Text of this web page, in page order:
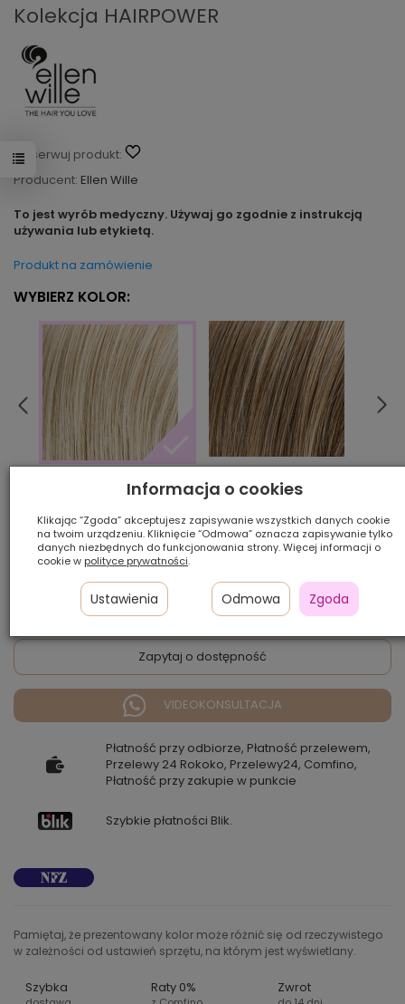
Kolekcja HAIRPOWER
Obserwuj produkt:
Producent: Ellen Wille
To jest wyrób medyczny. Używaj go zgodnie z instrukcją
używania lub etykietą.
Produkt na zamówienie
WYBIERZ KOLOR:
Ilość szt.:
2 000,00 zł
Zapytaj o dostępność
VIDEOKONSULTACJA
Płatność przy odbiorze, Płatność przelewem,
Przelewy 24 Rokoko, Przelewy24, Comfino,
Płatność przy zakupie w punkcie
Szybkie płatności Blik.
Pamiętaj, że prezentowany kolor może różnić się od rzeczywistego
w zależności od ustawień sprzętu, na którym jest wyświetlany.
Szybka Raty 0% Zwrot
Informacja o cookies
Klikając “Zgoda” akceptujesz zapisywanie wszystkich danych cookie
na twoim urządzeniu. Kliknięcie “Odmowa” oznacza zapisywanie tylko
danych niezbędnych do funkcjonowania strony. Więcej informacji o
cookie w polityce prywatności.
Ustawienia Odmowa Zgoda